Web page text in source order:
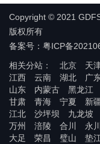
Copyright © 2021
版权所有
备案号：粤ICP备
相关分站：
北京 天
江西
云南 湖北 广
山东
内蒙古 黑龙江
甘肃
青海 宁夏 新
江北
沙坪坝 九龙坡
万州
涪陵 合川 永川
大足
荣昌 璧山 垫